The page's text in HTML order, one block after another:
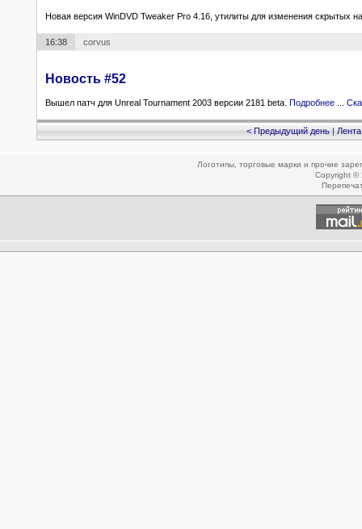
Новая версия WinDVD Tweaker Pro 4.16, утилиты для изменения скрытых
16:38 corvus
Новость #52
Вышел патч для Unreal Tournament 2003 версии 2181 beta. Подробнее ...
< Предыдущий день Лента
Логотипы, торговые марки и прочие
Copyright ©